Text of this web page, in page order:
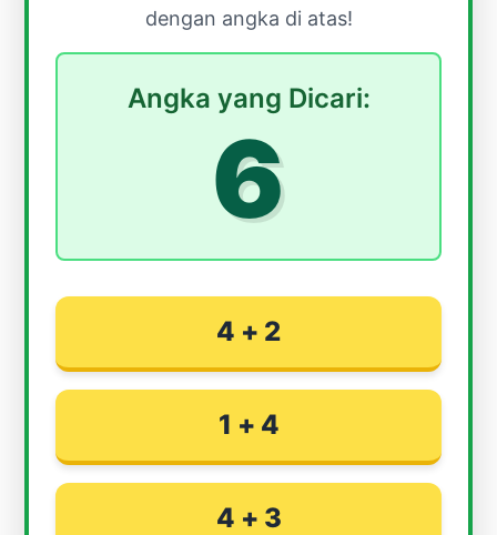
dengan angka di atas!
Angka yang Dicari:
6
4 + 2
1 + 4
4 + 3